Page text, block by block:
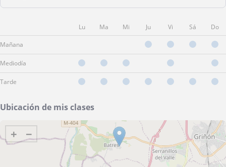
Lu Ma Mi Ju Vi Sá Do
Mañana
Mediodía
Tarde
Ubicación de mis clases
+ −